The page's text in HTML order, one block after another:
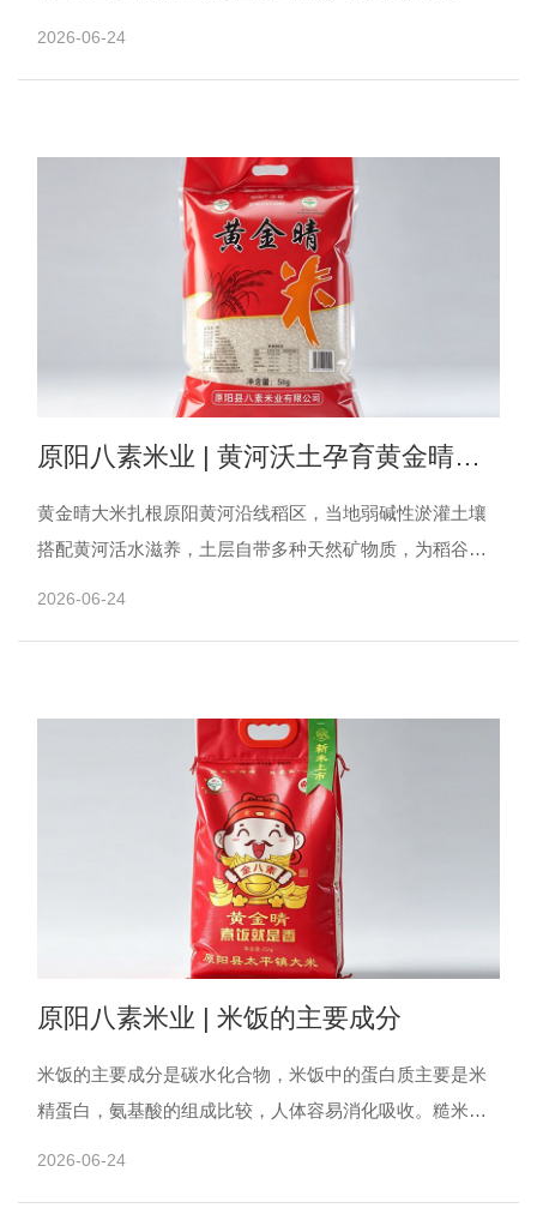
2026-06-24
原阳八素米业 | 黄河沃土孕育黄金晴原
生好米
黄金晴大米扎根原阳黄河沿线稻区，当地弱碱性淤灌土壤
搭配黄河活水滋养，土层自带多种天然矿物质，为稻谷生
2026-06-24
原阳八素米业 | 米饭的主要成分
米饭的主要成分是碳水化合物，米饭中的蛋白质主要是米
精蛋白，氨基酸的组成比较，人体容易消化吸收。糙米饭
2026-06-24